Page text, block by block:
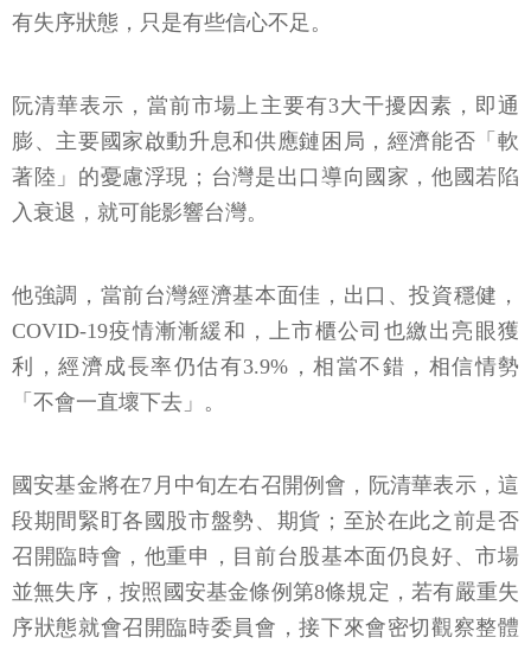
有失序狀態，只是有些信心不足。
阮清華表示，當前市場上主要有3大干擾因素，即通
膨、主要國家啟動升息和供應鏈困局，經濟能否「軟
著陸」的憂慮浮現；台灣是出口導向國家，他國若陷
入衰退，就可能影響台灣。
他強調，當前台灣經濟基本面佳，出口、投資穩健，
COVID-19疫情漸漸緩和，上市櫃公司也繳出亮眼獲
利，經濟成長率仍估有3.9%，相當不錯，相信情勢
「不會一直壞下去」。
國安基金將在7月中旬左右召開例會，阮清華表示，這
段期間緊盯各國股市盤勢、期貨；至於在此之前是否
召開臨時會，他重申，目前台股基本面仍良好、市場
並無失序，按照國安基金條例第8條規定，若有嚴重失
序狀態就會召開臨時委員會，接下來會密切觀察整體